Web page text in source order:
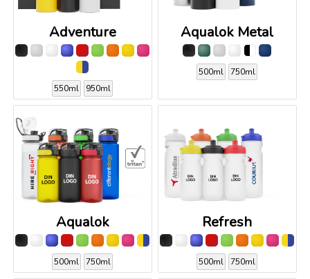
Adventure
550ml 950ml
Aqualok Metal
500ml 750ml
Aqualok
500ml 750ml
Refresh
500ml 750ml